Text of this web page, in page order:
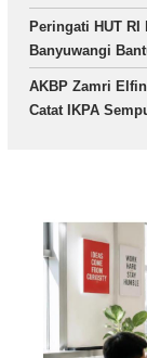
Peringati HUT RI
Banyuwangi
AKBP Zamri
Catat IKPA